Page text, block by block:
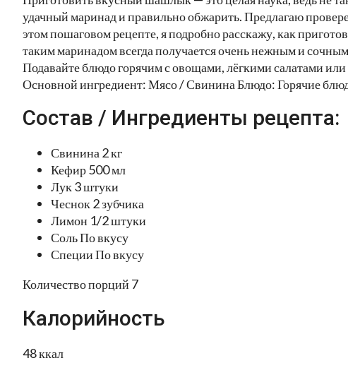
удачный маринад и правильно обжарить. Предлагаю
этом пошаговом рецепте, я подробно расскажу, как
таким маринадом всегда получается очень нежным и
Подавайте блюдо горячим с овощами, лёгкими салатами
Основной ингредиент: Мясо / Свинина Блюдо: Горячие
Состав / Ингредиенты рецепта:
Свинина 2 кг
Кефир 500 мл
Лук 3 штуки
Чеснок 2 зубчика
Лимон 1/2 штуки
Соль По вкусу
Специи По вкусу
Количество порций 7
Калорийность
48 ккал